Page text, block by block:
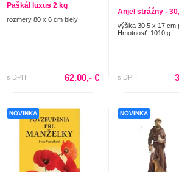
Paškál luxus 2 kg
rozmery 80 x 6 cm biely
s DPH 62.00,- €
Anjel strážny -
výška 30,5 x 17 cm
Hmotnosť: 1010 g
s DPH
NOVINKA NOVINKA